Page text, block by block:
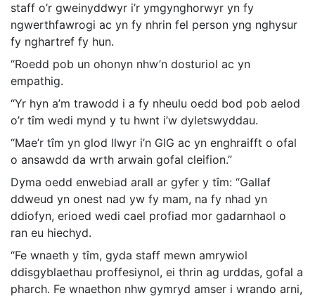
staff o’r gweinyddwyr i’r ymgynghorwyr yn fy
ngwerthfawrogi ac yn fy nhrin fel person yng nghysur
fy nghartref fy hun.
“Roedd pob un ohonyn nhw’n dosturiol ac yn
empathig.
“Yr hyn a’m trawodd i a fy nheulu oedd bod pob aelod
o’r tîm wedi mynd y tu hwnt i’w dyletswyddau.
“Mae’r tîm yn glod llwyr i’n GIG ac yn enghraifft o ofal
o ansawdd da wrth arwain gofal cleifion.”
Dyma oedd enwebiad arall ar gyfer y tîm: “Gallaf
ddweud yn onest nad yw fy mam, na fy nhad yn
ddiofyn, erioed wedi cael profiad mor gadarnhaol o
ran eu hiechyd.
“Fe wnaeth y tîm, gyda staff mewn amrywiol
ddisgyblaethau proffesiynol, ei thrin ag urddas, gofal a
pharch. Fe wnaethon nhw gymryd amser i wrando arni,